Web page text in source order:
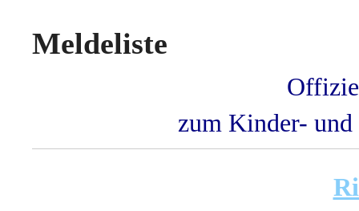
Meldeliste
zum Kinder-